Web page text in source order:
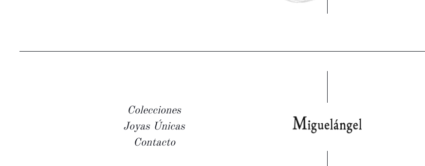
Colecciones
Joyas Únicas
Contacto